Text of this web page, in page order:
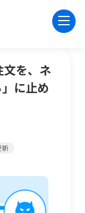
を、ネ
に止め
新